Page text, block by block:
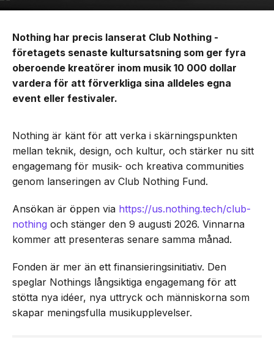
Nothing har precis lanserat Club Nothing -
företagets senaste kultursatsning som ger fyra
oberoende kreatörer inom musik 10 000 dollar
vardera för att förverkliga sina alldeles egna
event eller festivaler.
Nothing är känt för att verka i skärningspunkten
mellan teknik, design, och kultur, och stärker nu sitt
engagemang för musik- och kreativa communities
genom lanseringen av Club Nothing Fund.
Ansökan är öppen via https://us.nothing.tech/club-
nothing och stänger den 9 augusti 2026. Vinnarna
kommer att presenteras senare samma månad.
Fonden är mer än ett finansieringsinitiativ. Den
speglar Nothings långsiktiga engagemang för att
stötta nya idéer, nya uttryck och människorna som
skapar meningsfulla musikupplevelser.